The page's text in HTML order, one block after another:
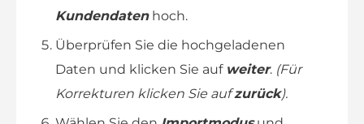
Kundendatenhoch.
Überprüfen Sie die hochgeladenen
Daten und klicken Sie auf weiter. (Für
Korrekturen klicken Sie aufzurück).